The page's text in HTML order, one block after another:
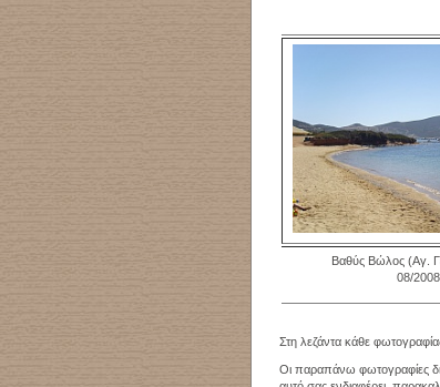
Βαθύς Βώλος (Αγ.
08/2008
Στη λεζάντα κάθε
Οι παραπάνω φωτογραφίες